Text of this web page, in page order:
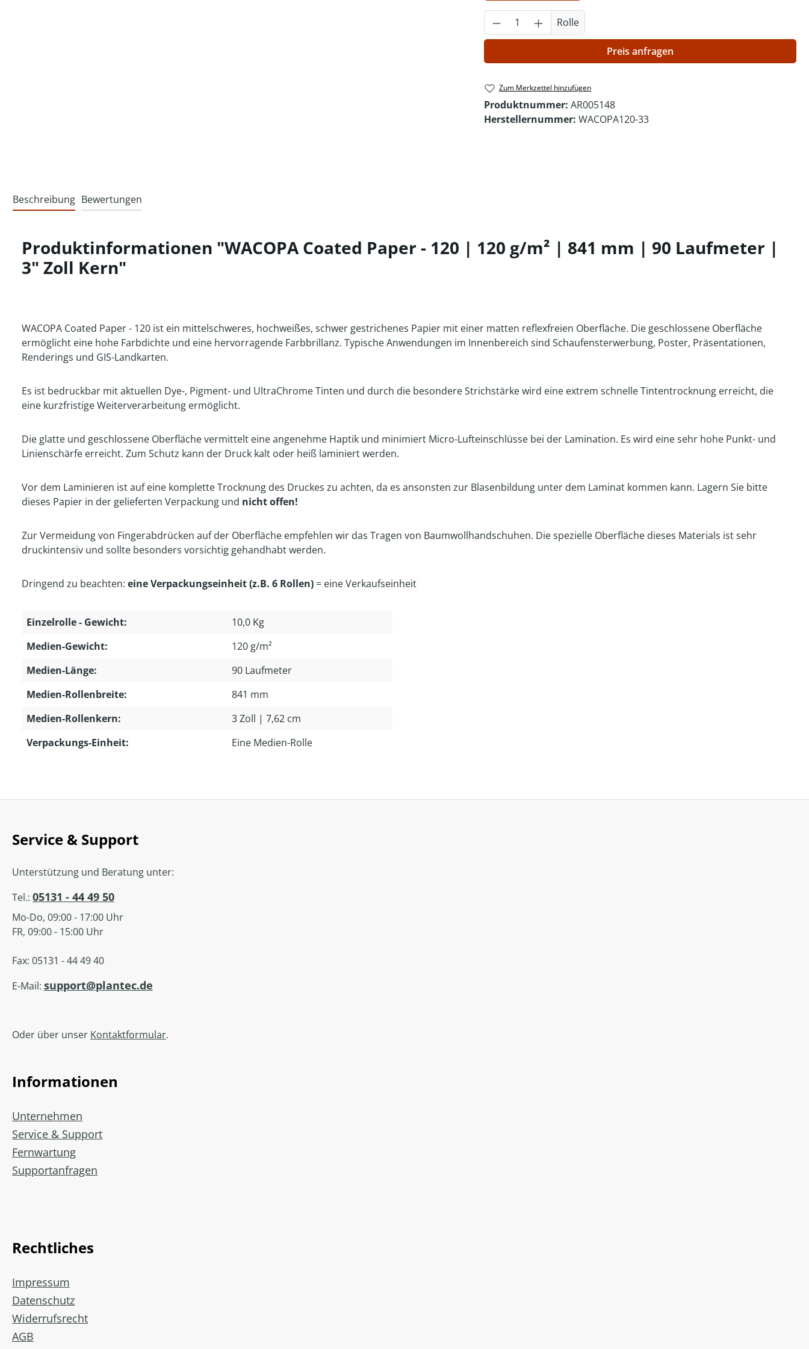
Produkt Anzahl: Gib den gewünschten Wert
Rolle
Preis anfragen
Zum Merkzettel hinzufügen
Produktnummer: AR005148
Herstellernummer: WACOPA120-33
Beschreibung Bewertungen
Produktinformationen "WACOPA Coated Paper - 120 | 120 g/m² | 841 mm | 90 Laufmeter |
3" Zoll Kern"
WACOPA Coated Paper - 120 ist ein mittelschweres, hochweißes, schwer gestrichenes Papier mit einer matten reflexfreien Oberfläche. Die geschlossene Oberfläche
ermöglicht eine hohe Farbdichte und eine hervorragende Farbbrillanz. Typische Anwendungen im Innenbereich sind Schaufensterwerbung, Poster, Präsentationen,
Renderings und GIS-Landkarten.
Es ist bedruckbar mit aktuellen Dye-, Pigment- und UltraChrome Tinten und durch die besondere Strichstärke wird eine extrem schnelle Tintentrocknung erreicht, die
eine kurzfristige Weiterverarbeitung ermöglicht.
Die glatte und geschlossene Oberfläche vermittelt eine angenehme Haptik und minimiert Micro-Lufteinschlüsse bei der Lamination. Es wird eine sehr hohe Punkt- und
Linienschärfe erreicht. Zum Schutz kann der Druck kalt oder heiß laminiert werden.
Vor dem Laminieren ist auf eine komplette Trocknung des Druckes zu achten, da es ansonsten zur Blasenbildung unter dem Laminat kommen kann. Lagern Sie bitte
dieses Papier in der gelieferten Verpackung und nicht offen!
Zur Vermeidung von Fingerabdrücken auf der Oberfläche empfehlen wir das Tragen von Baumwollhandschuhen. Die spezielle Oberfläche dieses Materials ist sehr
druckintensiv und sollte besonders vorsichtig gehandhabt werden.
Dringend zu beachten: eine Verpackungseinheit (z.B. 6 Rollen) = eine Verkaufseinheit
Einzelrolle - Gewicht:
10,0 Kg
Medien-Gewicht:
120 g/m²
Medien-Länge:
90 Laufmeter
Medien-Rollenbreite:
841 mm
Medien-Rollenkern:
3 Zoll | 7,62 cm
Verpackungs-Einheit:
Eine Medien-Rolle
Service & Support
Unterstützung und Beratung unter:
Tel.: 05131 - 44 49 50
Mo-Do, 09:00 - 17:00 Uhr
FR, 09:00 - 15:00 Uhr
Fax: 05131 - 44 49 40
E-Mail: support@plantec.de
Oder über unser Kontaktformular.
Informationen
Unternehmen
Service & Support
Fernwartung
Supportanfragen
Rechtliches
Impressum
Datenschutz
Widerrufsrecht
AGB